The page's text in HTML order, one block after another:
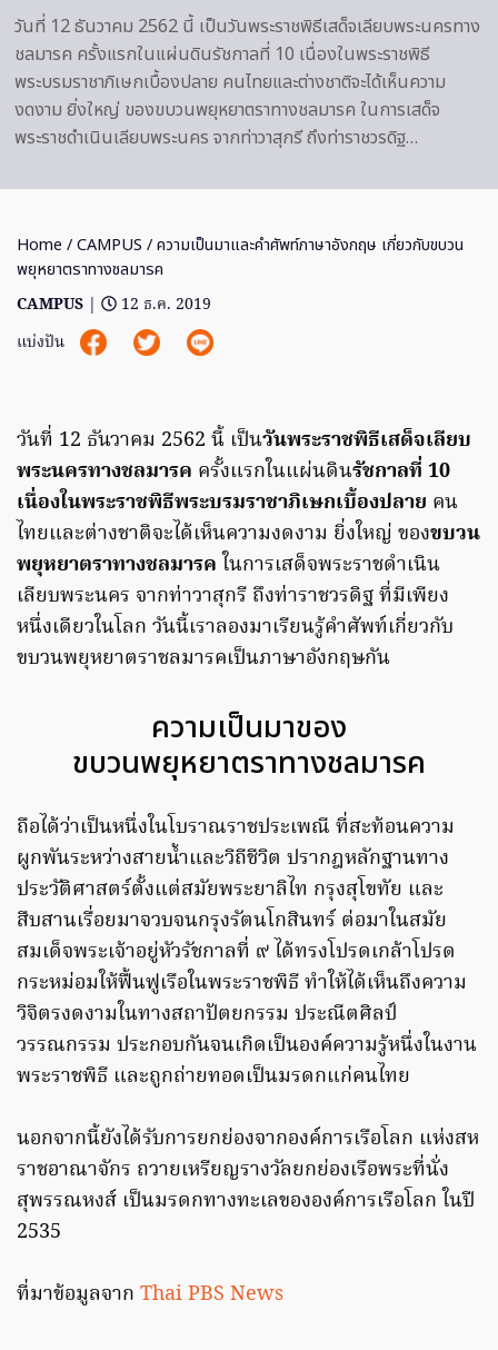
วันที่ 12 ธันวาคม 2562 นี้ เป็นวันพระราชพิธีเสด็จเลียบพระนครทาง
ชลมารค ครั้งแรกในแผ่นดินรัชกาลที่ 10 เนื่องในพระราชพิธี
พระบรมราชาภิเษกเบื้องปลาย คนไทยและต่างชาติจะได้เห็นความ
งดงาม ยิ่งใหญ่ ของขบวนพยุหยาตราทางชลมารค ในการเสด็จ
พระราชดำเนินเลียบพระนคร จากท่าวาสุกรี ถึงท่าราชวรดิฐ…
Home /CAMPUS / ความเป็นมาและคำศัพท์ภาษาอังกฤษ เกี่ยวกับขบวน
พยุหยาตราทางชลมารค
CAMPUS |
12 ธ.ค. 2019
แบ่งปัน
วันที่ 12 ธันวาคม 2562 นี้ เป็นวันพระราชพิธีเสด็จเลียบ
พระนครทางชลมารค ครั้งแรกในแผ่นดินรัชกาลที่ 10
เนื่องในพระราชพิธีพระบรมราชาภิเษกเบื้องปลาย คน
ไทยและต่างชาติจะได้เห็นความงดงาม ยิ่งใหญ่ ของขบวน
พยุหยาตราทางชลมารค ในการเสด็จพระราชดำเนิน
เลียบพระนคร จากท่าวาสุกรี ถึงท่าราชวรดิฐ ที่มีเพียง
หนึ่งเดียวในโลก วันนี้เราลองมาเรียนรู้คำศัพท์เกี่ยวกับ
ขบวนพยุหยาตราชลมารคเป็นภาษาอังกฤษกัน
ความเป็นมาของ
ขบวนพยุหยาตราทางชลมารค
ถือได้ว่าเป็นหนึ่งในโบราณราชประเพณี ที่สะท้อนความ
ผูกพันระหว่างสายน้ำและวิถีชีวิต ปรากฎหลักฐานทาง
ประวัติศาสตร์ตั้งแต่สมัยพระยาลิไท กรุงสุโขทัย และ
สืบสานเรื่อยมาจวบจนกรุงรัตนโกสินทร์ ต่อมาในสมัย
สมเด็จพระเจ้าอยู่หัวรัชกาลที่ ๙ ได้ทรงโปรดเกล้าโปรด
กระหม่อมให้ฟื้นฟูเรือในพระราชพิธี ทำให้ได้เห็นถึงความ
วิจิตรงดงามในทางสถาปัตยกรรม ประณีตศิลป์
วรรณกรรม ประกอบกันจนเกิดเป็นองค์ความรู้หนึ่งในงาน
พระราชพิธี และถูกถ่ายทอดเป็นมรดกแก่คนไทย
นอกจากนี้ยังได้รับการยกย่องจากองค์การเรือโลก แห่งสห
ราชอาณาจักร ถวายเหรียญรางวัลยกย่องเรือพระที่นั่ง
สุพรรณหงส์ เป็นมรดกทางทะเลขององค์การเรือโลก ในปี
2535
ที่มาข้อมูลจาก Thai PBS News